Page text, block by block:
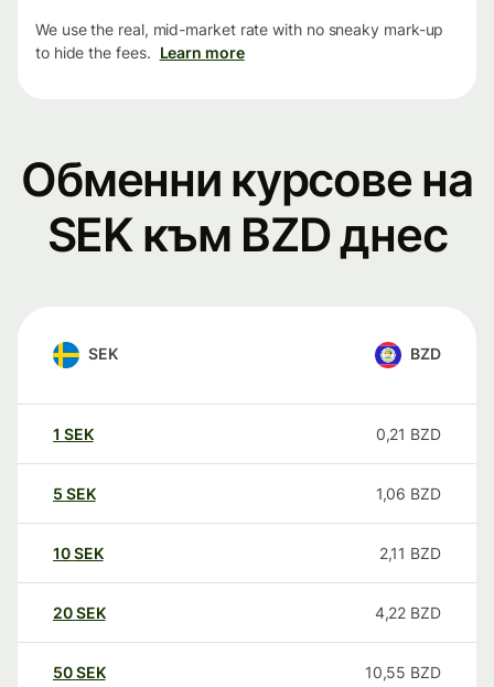
We use the real, mid-market rate with no sneaky mark-up
to hide the fees. Learn more
Обменни курсове на
SEK към BZD днес
SEK BZD
1 SEK 0,21 BZD
5 SEK 1,06 BZD
10SEK 2,11 BZD
20SEK 4,22 BZD
50SEK 10,55 BZD